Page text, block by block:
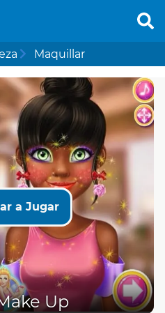
Maquillar
a Jugar
Up